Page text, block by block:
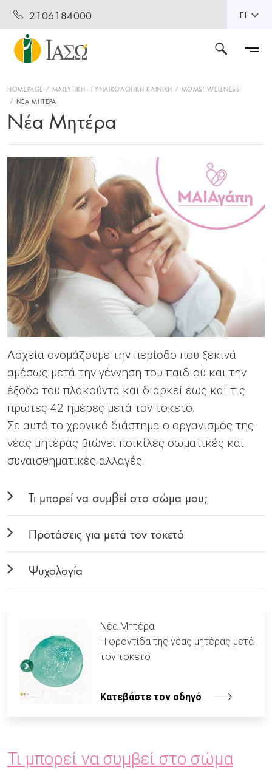
2106184000 EL
HOMEPAGE ΜΑΙΕΥΤΙΚΗ - ΓΥΝΑΙΚΟΛΟΓΙΚΗ ΚΛΙΝΙΚΗ
MOMS’ WELLNESS
ΝΕΑ ΜΗΤΕΡΑ
Νέα Μητέρα
Λοχεία ονομάζουμε την περίοδο που ξεκινά
αμέσως μετά την γέννηση του παιδιού και την
έξοδο του πλακούντα και διαρκεί έως και τις
πρώτες 42 ημέρες μετά τον τοκετό.
Σε αυτό το χρονικό διάστημα ο οργανισμός της
νέας μητέρας βιώνει ποικίλες σωματικές και
συναισθηματικές αλλαγές.
Τι μπορεί να συμβεί στο σώμα μου;
Προτάσεις για μετά τον τοκετό
Ψυχολογία
Νέα Μητέρα
Η φροντίδα της νέας μητέρας μετά
τον τοκετό
Κατεβάστε τον οδηγό
Τι μπορεί να συμβεί στο σώμα